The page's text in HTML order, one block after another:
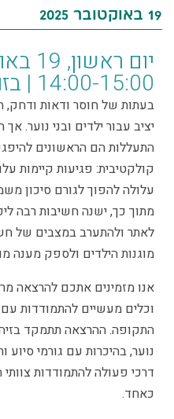
19 באוקטובר 2025
14:00-15:00 | בזום
בעתות של חוסר ודאות ודחק,
יציב עבור ילדים ובני נוער.
התעללות הם הראשונים
קולקטיבית: פגיעות קיימות
עלולה להפוך לגורם סיכון
מתוך כך, ישנה חשיבות רבה
לאתר ולהתערב במצבים של
מוגנות הילדים ולספק מענה
אנו מזמינים אתכם להרצאה
וכלים מעשיים להתמודדות עם
התקופה. ההרצאה תתמקד
נוער, בהיכרות עם גורמי סיוע
דרכי פעולה להתמודדות צוותי
כאחד.